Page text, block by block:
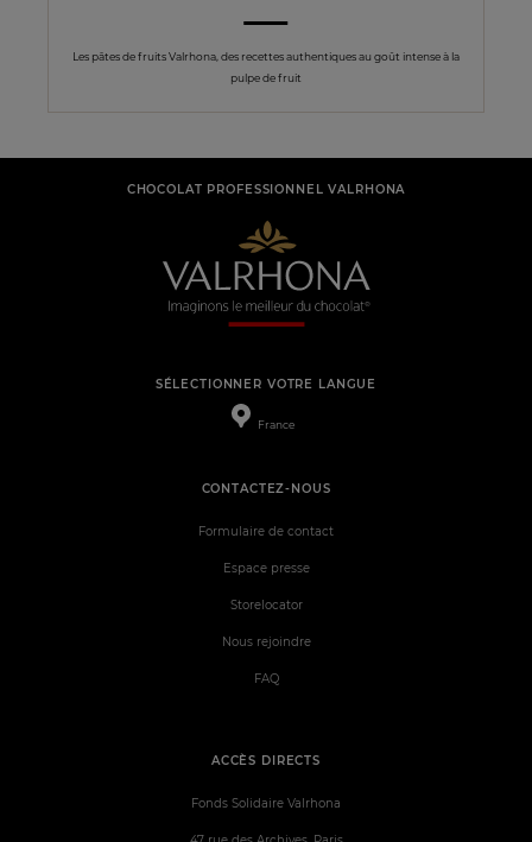
Les pâtes de fruits Valrhona, des recettes authentiques au goût intense à la
pulpe de fruit
CHOCOLAT PROFESSIONNEL VALRHONA
SÉLECTIONNER VOTRE LANGUE
France
ACCÈS DIRECTS
Fonds Solidaire Valrhona
CONTACTEZ-NOUS
Formulaire de contact
Espace presse
Storelocator
Nous rejoindre
FAQ